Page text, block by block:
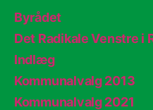
Byrådet
Det Radikale Venstre i
Indlæg
Kommunalvalg 2013
Kommunalvalg 2021